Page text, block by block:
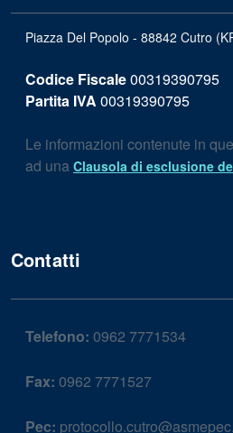
Piazza Del Popolo - 88842 Cutro
Codice Fiscale00319390795
Partita IVA 00319390795
Le informazioni contenute in
ad una Clausola di esclusione
Contatti
Telefono: 0962 7771534
Fax: 0962 7771527
Pec: